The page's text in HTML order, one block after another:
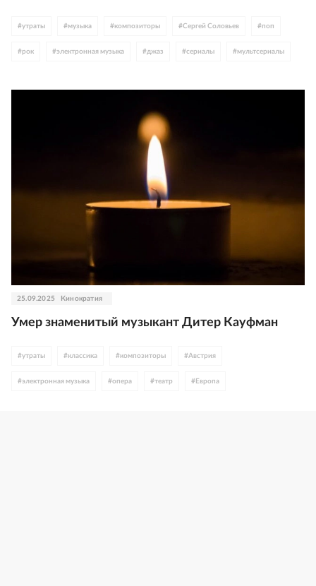
#утраты #музыка #композиторы #Сергей Соловьев #поп
#рок #электронная музыка # джаз #сериалы #мультсериалы
США
25.09.2025 Кинократия
Умер знаменитый музыкант Дитер Кауфман
#утраты #классика #композиторы #Австрия
#электронная музыка #опера #театр # Европа